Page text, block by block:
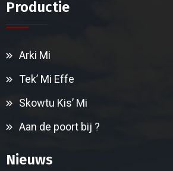
Productie
Arki Mi
Tek’ Mi Effe
Skowtu Kis’ Mi
Aan de poort bij ?
Nieuws